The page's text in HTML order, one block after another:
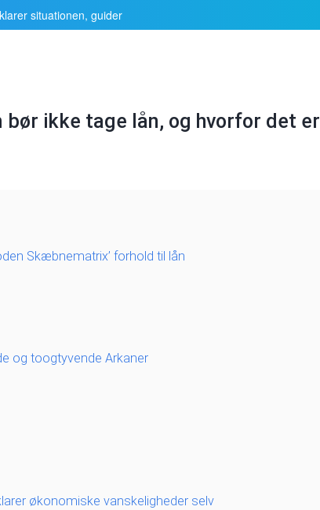
ikke tage lån, og hvorfor det er
Skæbnematrix’ forhold til lån
og toogtyvende Arkaner
økonomiske vanskeligheder selv
situationen, guider